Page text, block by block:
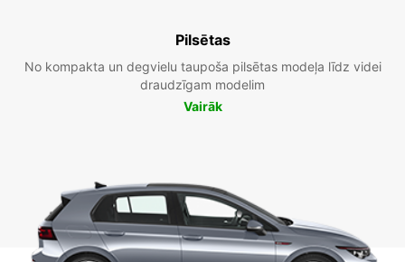
Pilsētas
No kompakta un degvielu taupoša pilsētas modeļa līdz videi
draudzīgam modelim
Vairāk